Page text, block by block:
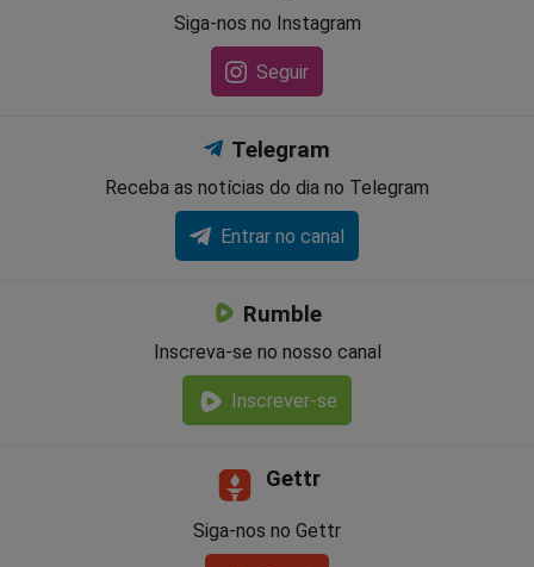
Siga-nos no Instagram
Seguir
Telegram
Receba as notícias do dia no Telegram
Entrar no canal
Rumble
Inscreva-se no nosso canal
Inscrever-se
Gettr
Siga-nos no Gettr